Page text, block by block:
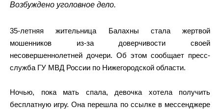
Возбуждено уголовное дело.
35-летняя жительница Балахны стала жертвой
мошенников из-за доверчивости своей
несовершеннолетней дочери. Об этом сообщает пресс-
служба ГУ МВД России по Нижегородской области.
Ночью, пока мать спала, девочка хотела получить
бесплатную игру. Она перешла по ссылке в мессенджере